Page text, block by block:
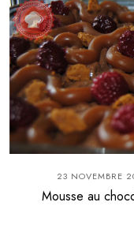
23 NOVEMBRE
Mousse au